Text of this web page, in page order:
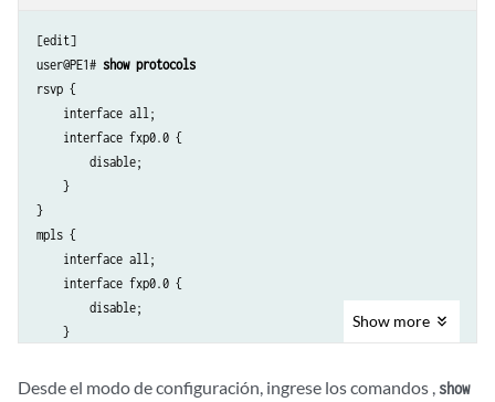
[edit]
user@PE1# show protocols
rsvp {
    interface all;
    interface fxp0.0 {
        disable;
    }
}
mpls {
    interface all;
    interface fxp0.0 {
        disable;
    }
        context-identifier 198.51.100.3 {
Show more
Desde el modo de configuración, ingrese los comandos , show